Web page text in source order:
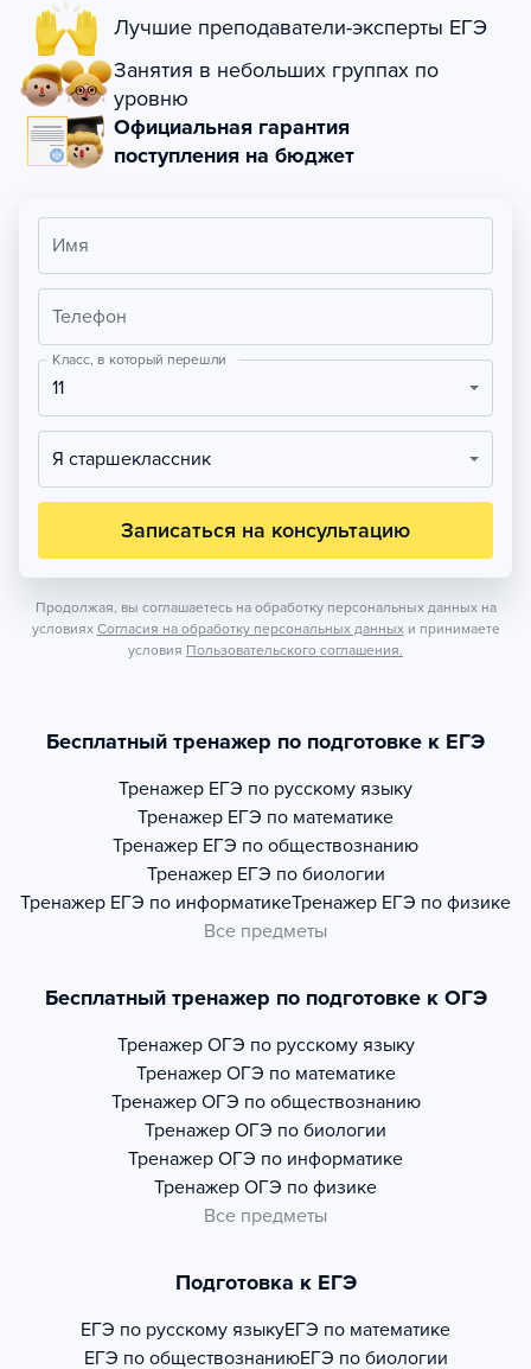
Лучшие преподаватели-эксперты ЕГЭ
Занятия в небольших группах по
уровню
Официальная гарантия
поступления на бюджет
Имя
Телефон
Класс, в который перешли
11
Я старшеклассник
Записаться на консультацию
Продолжая, вы соглашаетесь на обработку персональных данных на
условиях Согласия на обработку персональных данных и принимаете
условия Пользовательского соглашения.
Бесплатный тренажер по подготовке к ЕГЭ
Тренажер ЕГЭ по русскому языку
Тренажер ЕГЭ по математике
Тренажер ЕГЭ по обществознанию
Тренажер ЕГЭ по биологии
Тренажер ЕГЭ по информатикеТренажер ЕГЭ по физике
Все предметы
Бесплатный тренажер по подготовке к ОГЭ
Тренажер ОГЭ по русскому языку
Тренажер ОГЭ по математике
Тренажер ОГЭ по обществознанию
Тренажер ОГЭ по биологии
Тренажер ОГЭ по информатике
Тренажер ОГЭ по физике
Все предметы
Подготовка к ЕГЭ
ЕГЭ по русскому языкуЕГЭ по математике
ЕГЭ по обществознаниюЕГЭ по биологии